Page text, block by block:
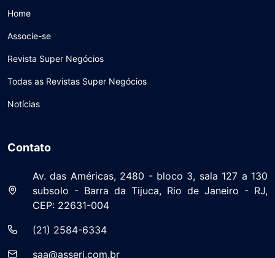
Home
Associe-se
Revista Super Negócios
Todas as Revistas Super Negócios
Notícias
Contato
Av. das Américas, 2480 - bloco 3, sala 127 a 130
subsolo - Barra da Tijuca, Rio de Janeiro - RJ,
CEP: 22631-004
(21) 2584-6334
saa@asserj.com.br